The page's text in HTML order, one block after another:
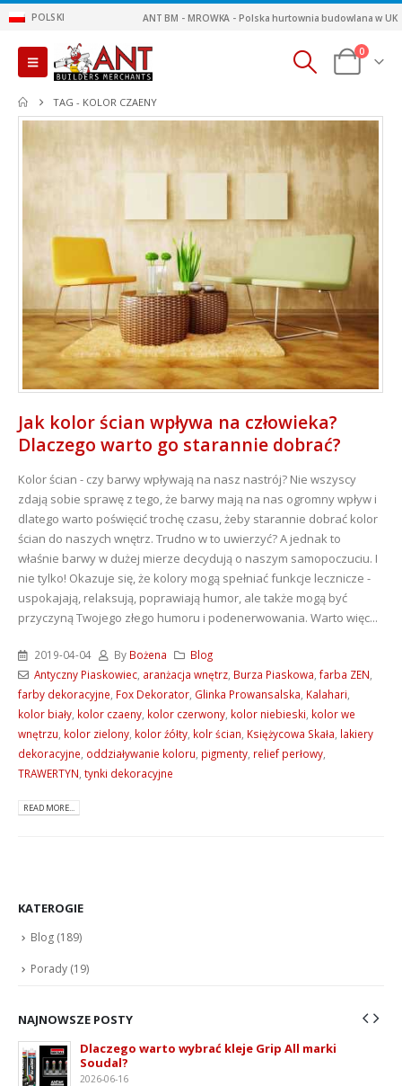
POLSKI ANT BM - MROWKA - Polska hurtownia budowlana w UK
0
TAG - KOLOR CZAENY
Jak kolor ścian wpływa na człowieka?
Dlaczego warto go starannie dobrać?
Kolor ścian - czy barwy wpływają na nasz nastrój? Nie wszyscy
zdają sobie sprawę z tego, że barwy mają na nas ogromny wpływ i
dlatego warto poświęcić trochę czasu, żeby starannie dobrać kolor
ścian do naszych wnętrz. Trudno w to uwierzyć? A jednak to
właśnie barwy w dużej mierze decydują o naszym samopoczuciu. I
nie tylko! Okazuje się, że kolory mogą spełniać funkcje lecznicze -
uspokajają, relaksują, poprawiają humor, ale także mogą być
przyczyną Twojego złego humoru i podenerwowania. Warto więc...
2019-04-04 By Bożena
Blog
Antyczny Piaskowiec, aranżacja wnętrz, Burza Piaskowa farba ZEN
farby dekoracyjne Fox Dekorator Glinka Prowansalska Kalahari
kolor biały kolor czaeny kolor czerwony kolor niebieski kolor we
wnętrzu kolor zielony kolor źółty kolr ścian Księżycowa Skała lakiery
dekoracyjne oddziaływanie koloru pigmenty relief perłowy
TRAWERTYN tynki dekoracyjne
READ MORE...
KATEROGIE
Blog (189)
Porady (19)
NAJNOWSZE POSTY
Dlaczego warto wybrać kleje Grip All marki
Soudal?
2026-06-16